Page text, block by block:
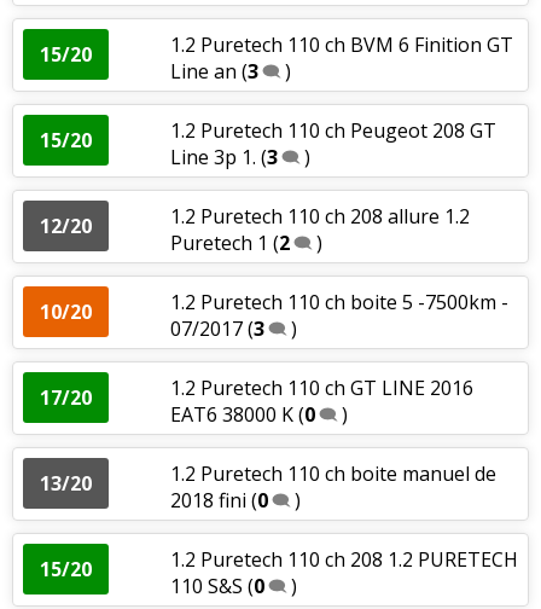
15/20
1.2 Puretech 110 ch BVM 6 Finition GT
Line an (3 )
15/20
1.2 Puretech 110 ch Peugeot 208 GT
Line 3p 1. (3 )
12/20
1.2 Puretech 110 ch 208 allure 1.2
Puretech 1 (2 )
10/20
1.2 Puretech 110 ch boite 5 -7500km -
07/2017(3 )
17/20
1.2 Puretech 110 ch GT LINE 2016
EAT6 38000 K(0 )
13/20
1.2 Puretech 110 ch boite manuel de
2018 fini (0 )
15/20
1.2 Puretech 110 ch 208 1.2 PURETECH
110 S&S (0 )